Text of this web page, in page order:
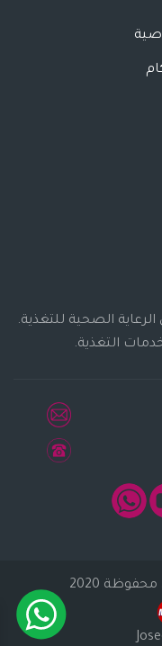
ثقة في الرعاية الصحية للتغذية.
التغذية.
2020